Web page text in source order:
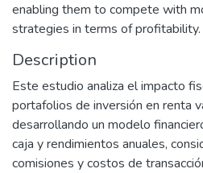
enabling them to compete with
strategies in terms of profitability.
Description
Este estudio analiza el impacto
portafolios de inversión en renta
desarrollando un modelo
caja y rendimientos anuales,
comisiones y costos de